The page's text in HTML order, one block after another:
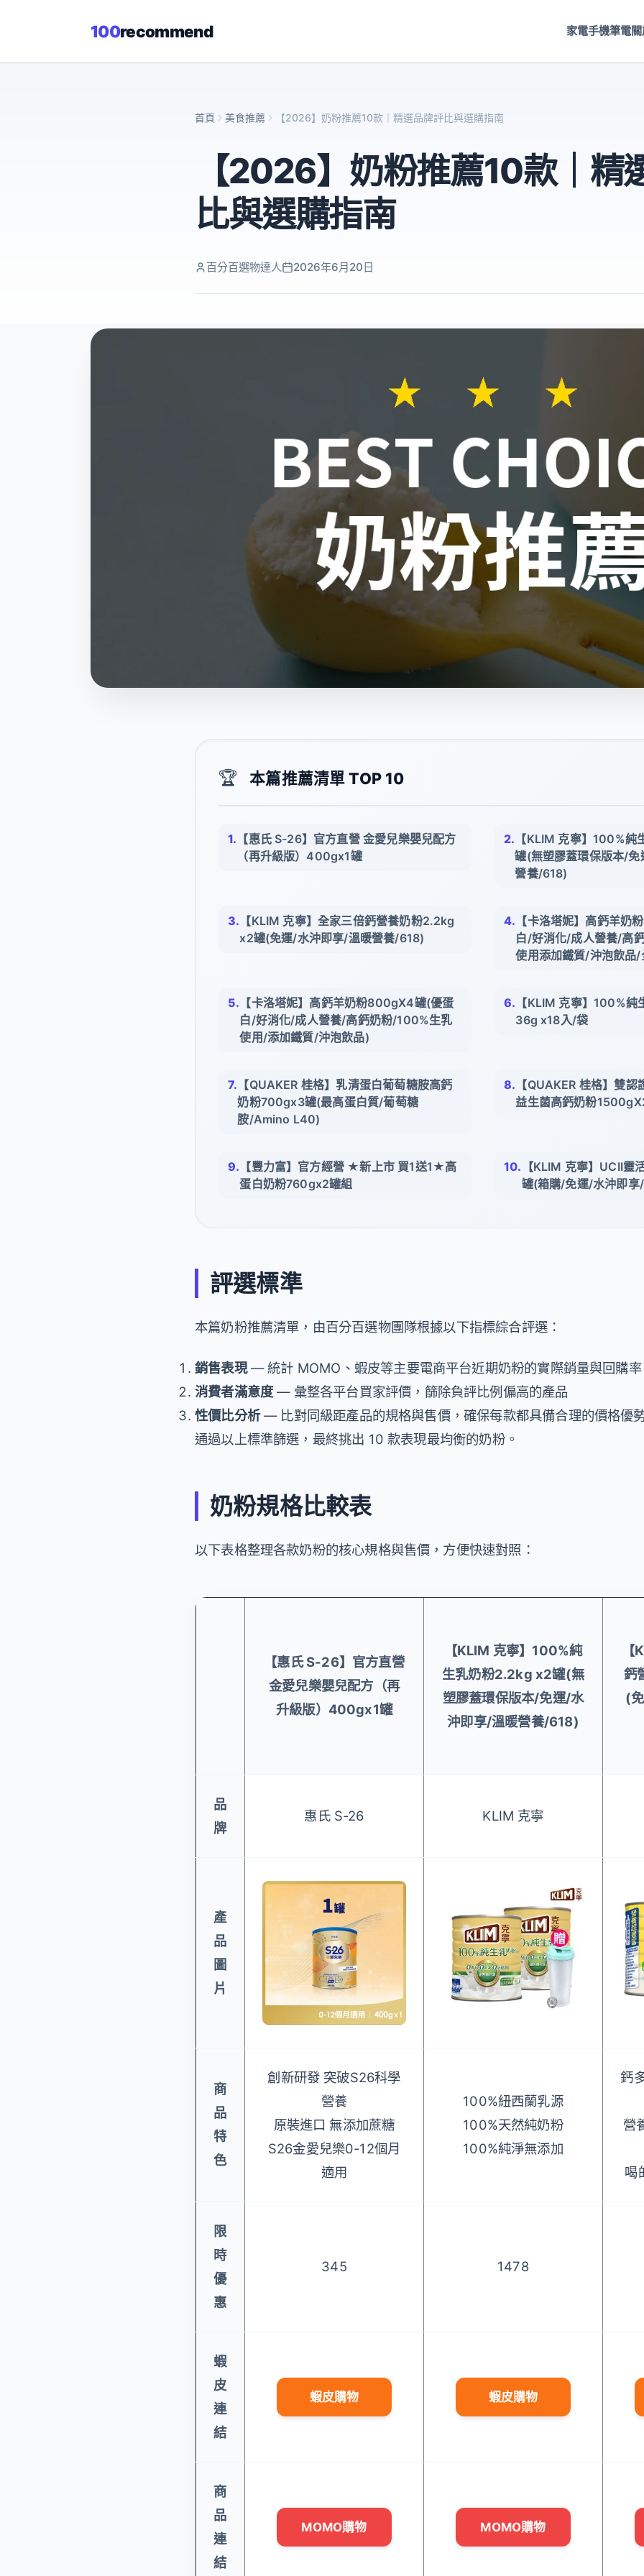
100recommend 家電手機筆電
首頁 美食推薦 【2026】奶粉推薦10款｜精選品牌評比與選購指南
【2026】奶粉推薦10款｜精
比與選購指南
百分百選物達人 2026年6月20日
🏆 本篇推薦清單 TOP 10
【惠氏 S-26】官方直營 金愛兒樂嬰兒配方
（再升級版）400gx1罐
【KLIM 克寧】100%
罐(無塑膠蓋環保版本/
營養/618)
【KLIM 克寧】全家三倍鈣營養奶粉2.2kg
x2罐(免運/水沖即享/溫暖營養/618)
【卡洛塔妮】高鈣羊奶
白/好消化/成人營養/高
使用添加鐵質/沖泡飲品/
【卡洛塔妮】高鈣羊奶粉800gX4罐(優蛋
白/好消化/成人營養/高鈣奶粉/100%生乳
使用/添加鐵質/沖泡飲品)
【KLIM 克寧】100%純
36g x18入/袋
【QUAKER 桂格】乳清蛋白葡萄糖胺高鈣
奶粉700gx3罐(最高蛋白質/葡萄糖
胺/Amino L40)
【QUAKER 桂格】雙
益生菌高鈣奶粉
【豐力富】官方經營 ★新上市 買1送1★高
蛋白奶粉760gx2罐組
【KLIM 克寧】UCII
罐(箱購/免運/水沖即
評選標準
本篇奶粉推薦清單，由百分百選物團隊根據以下指標綜合評選：
銷售表現— 統計 MOMO、蝦皮等主要電商平台近期奶粉的實際銷量與回購率
消費者滿意度— 彙整各平台買家評價，篩除負評比例偏高的產品
性價比分析— 比對同級距產品的規格與售價，確保每款都具備合理的價格優
通過以上標準篩選，最終挑出 10 款表現最均衡的奶粉。
奶粉規格比較表
以下表格整理各款奶粉的核心規格與售價，方便快速對照：
【惠氏 S-26】官方直營
金愛兒樂嬰兒配方（再
升級版）400gx1罐
【KLIM 克寧】100%純
生乳奶粉2.2kg x2罐(無
塑膠蓋環保版本/免運/水
沖即享/溫暖營養/618)
鈣
(
品
牌
惠氏 S-26 KLIM 克寧
產
品
圖
片
商
品
特
色
創新研發 突破S26科學
營養
原裝進口 無添加蔗糖
S26金愛兒樂0-12個月
適用
100%紐西蘭乳源
100%天然純奶粉
100%純淨無添加
鈣
營
喝
限
時
優
惠
345 1478
蝦
皮
連
結
蝦皮購物 蝦皮購物
商
品
連
結
MOMO購物 MOMO購物